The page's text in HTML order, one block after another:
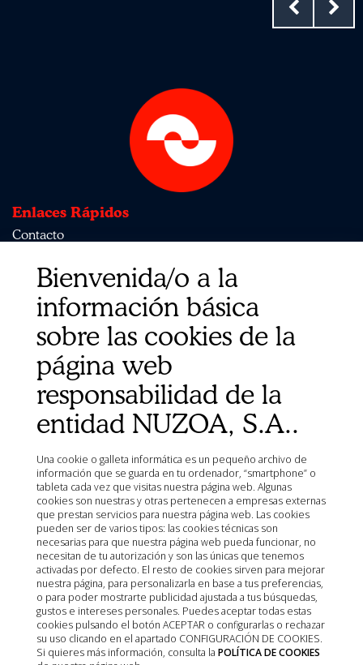
Enlaces Rápidos
Contacto
Política de privacidad
Política de calidad
Política de cookies
Condiciones de Venta
Aviso Legal
Mapa del sitio
Organismos
Ministerio de Agricultura, Pesca, Alimentación y Medio
Agencia Española de Medicamentos y Productos
Sanitarios (AEMPS)
AEMPS del centro de información de medicamentos
veterinarios CIMAVET
Bienvenida/o a la
información básica
sobre las cookies de la
página web
responsabilidad de la
entidad NUZOA, S.A..
Una cookie o galleta informática es un pequeño archivo de
información que se guarda en tu ordenador, “smartphone” o
tableta cada vez que visitas nuestra página web. Algunas
cookies son nuestras y otras pertenecen a empresas externas
que prestan servicios para nuestra página web. Las cookies
pueden ser de varios tipos: las cookies técnicas son
necesarias para que nuestra página web pueda funcionar, no
necesitan de tu autorización y son las únicas que tenemos
activadas por defecto. El resto de cookies sirven para mejorar
nuestra página, para personalizarla en base a tus preferencias,
o para poder mostrarte publicidad ajustada a tus búsquedas,
gustos e intereses personales. Puedes aceptar todas estas
cookies pulsando el botón ACEPTAR o configurarlas o rechazar
su uso clicando en el apartado CONFIGURACIÓN DE COOKIES.
Si quieres más información, consulta la POLÍTICA DE COOKIES